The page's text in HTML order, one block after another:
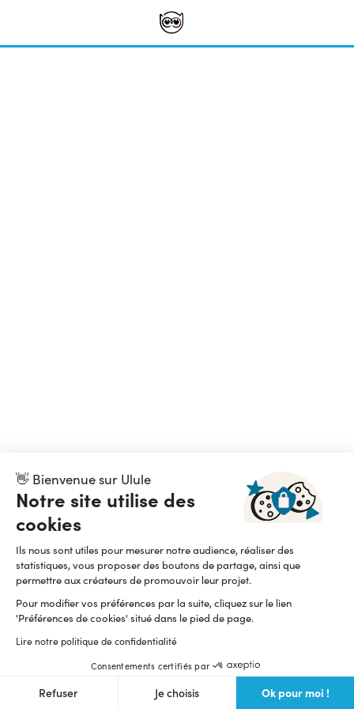
👋 Bienvenue sur Ulule
Notre site utilise des
cookies
Ils nous sont utiles pour mesurer notre audience, réaliser des
statistiques, vous proposer des boutons de partage, ainsi que
permettre aux créateurs de promouvoir leur projet.
Pour modifier vos préférences par la suite, cliquez sur le lien
'Préférences de cookies' situé dans le pied de page.
Lire notre politique de confidentialité
Consentements certifiés par
Refuser Je choisis Ok pour moi !